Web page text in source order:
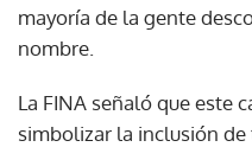
mayoría de la gente
nombre.
La FINA señaló que este
simbolizar la inclusión